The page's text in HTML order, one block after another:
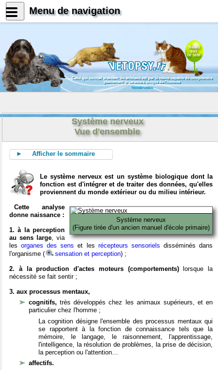
News
sur
le site
Celui qui connait vraiment les animaux est par là même capable de comprendre
pleinement le caractère unique de l'homme
Konrad Lorenz
Système nerveux
Vue d'ensemble
► Afficher le sommaire
Le système nerveux est un système biologique dont la
fonction est d'intégrer et de traiter des données, qu'elles
proviennent du monde extérieur ou du milieu intérieur.
Système nerveux
(Figure tirée d'un ancien manuel d'école primaire)
Cette analyse
donne naissance :
1. à la perception
au sens large, via
lesorganes des sens et les récepteurs sensoriels disséminés dans
l'organisme (
sensation et perception) ;
2. à la production d'actes moteurs (comportements)lorsque la
nécessité se fait sentir ;
3. aux processus mentaux,
cognitifs,très développés chez les animaux supérieurs, et en
particulier chez l'homme ;
La cognition désigne l'ensemble des processus mentaux qui
se rapportent à la fonction de connaissance tels que la
mémoire, le langage, le raisonnement, l'apprentissage,
l'intelligence, la résolution de problèmes, la prise de décision,
la perception ou l'attention…
affectifs.
Menu de navigation